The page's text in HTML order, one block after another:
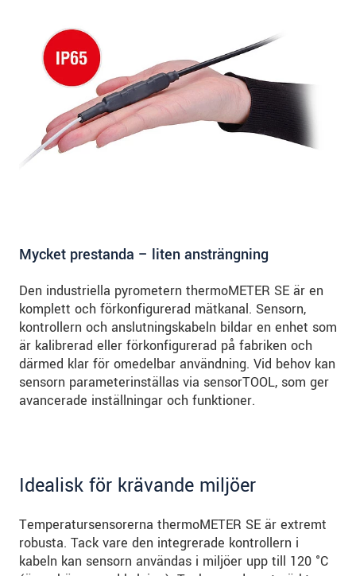
Mycket prestanda – liten ansträngning
Den industriella pyrometern thermoMETER SE är en
komplett och förkonfigurerad mätkanal. Sensorn,
kontrollern och anslutningskabeln bildar en enhet som
är kalibrerad eller förkonfigurerad på fabriken och
därmed klar för omedelbar användning. Vid behov kan
sensorn parameterinställas via sensorTOOL, som ger
avancerade inställningar och funktioner.
Idealisk för krävande miljöer
Temperatursensorerna thermoMETER SE är extremt
robusta. Tack vare den integrerade kontrollern i
kabeln kan sensorn användas i miljöer upp till 120 °C